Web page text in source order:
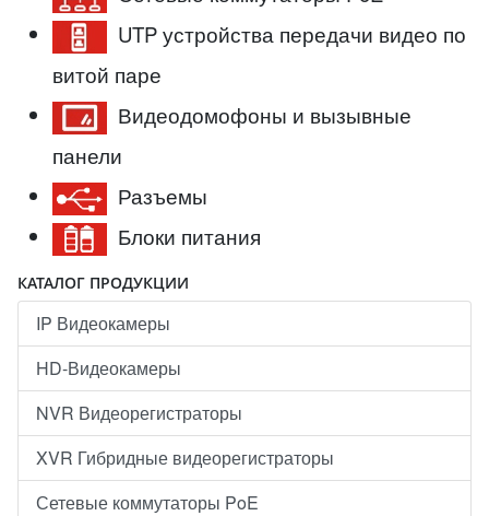
UTP устройства передачи видео по
витой паре
Видеодомофоны и вызывные
панели
Разъемы
Блоки питания
КАТАЛОГ ПРОДУКЦИИ
IP Видеокамеры
HD-Видеокамеры
NVR Видеорегистраторы
XVR Гибридные видеорегистраторы
Сетевые коммутаторы PoE